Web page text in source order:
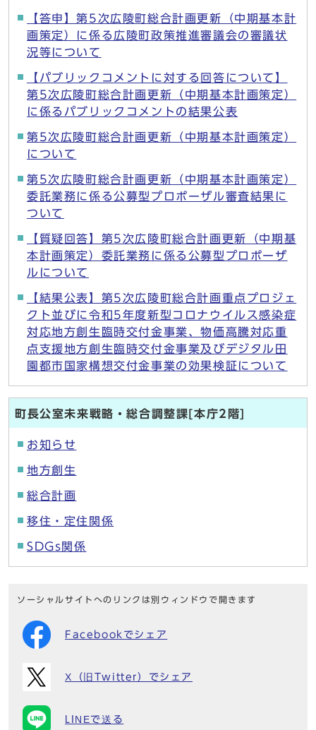
【答申】第5次広陵町総合計画更新（中期基本計
画策定）に係る広陵町政策推進審議会の審議状
況等について
【パブリックコメントに対する回答について】
第5次広陵町総合計画更新（中期基本計画策定）
に係るパブリックコメントの結果公表
第5次広陵町総合計画更新（中期基本計画策定）
について
第5次広陵町総合計画更新（中期基本計画策定）
委託業務に係る公募型プロポーザル審査結果に
ついて
【質疑回答】第5次広陵町総合計画更新（中期基
本計画策定）委託業務に係る公募型プロポーザ
ルについて
【結果公表】第5次広陵町総合計画重点プロジェ
クト並びに令和5年度新型コロナウイルス感染症
対応地方創生臨時交付金事業、物価高騰対応重
点支援地方創生臨時交付金事業及びデジタル田
園都市国家構想交付金事業の効果検証について
町長公室未来戦略・総合調整課[本庁2階]
お知らせ
地方創生
総合計画
移住・定住関係
SDGs関係
ソーシャルサイトへのリンクは別ウィンドウで開きます
Facebookでシェア
X（旧Twitter）でシェア
LINEで送る